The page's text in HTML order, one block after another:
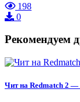
198
0
Рекомендуем
Чит на Redmatch 2